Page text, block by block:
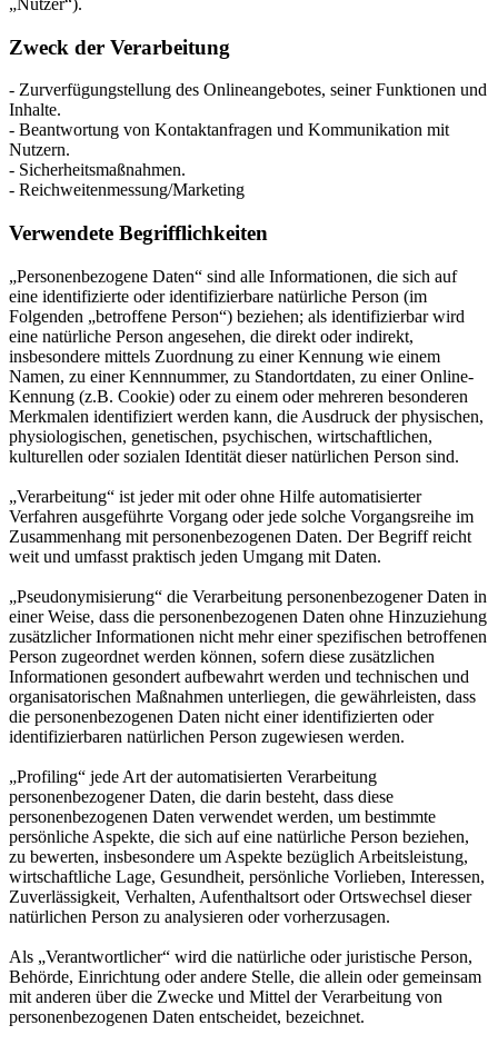
Zweck der Verarbeitung
- Zurverfügungstellung des Onlineangebotes, seiner Funktionen und
Inhalte.
- Beantwortung von Kontaktanfragen und Kommunikation mit
Nutzern.
- Sicherheitsmaßnahmen.
- Reichweitenmessung/Marketing
Verwendete Begrifflichkeiten
„Personenbezogene Daten“ sind alle Informationen, die sich auf
eine identifizierte oder identifizierbare natürliche Person (im
Folgenden „betroffene Person“) beziehen; als identifizierbar wird
eine natürliche Person angesehen, die direkt oder indirekt,
insbesondere mittels Zuordnung zu einer Kennung wie einem
Namen, zu einer Kennnummer, zu Standortdaten, zu einer Online-
Kennung (z.B. Cookie) oder zu einem oder mehreren besonderen
Merkmalen identifiziert werden kann, die Ausdruck der physischen,
physiologischen, genetischen, psychischen, wirtschaftlichen,
kulturellen oder sozialen Identität dieser natürlichen Person sind.
„Verarbeitung“ ist jeder mit oder ohne Hilfe automatisierter
Verfahren ausgeführte Vorgang oder jede solche Vorgangsreihe im
Zusammenhang mit personenbezogenen Daten. Der Begriff reicht
weit und umfasst praktisch jeden Umgang mit Daten.
„Pseudonymisierung“ die Verarbeitung personenbezogener Daten in
einer Weise, dass die personenbezogenen Daten ohne Hinzuziehung
zusätzlicher Informationen nicht mehr einer spezifischen betroffenen
Person zugeordnet werden können, sofern diese zusätzlichen
Informationen gesondert aufbewahrt werden und technischen und
organisatorischen Maßnahmen unterliegen, die gewährleisten, dass
die personenbezogenen Daten nicht einer identifizierten oder
identifizierbaren natürlichen Person zugewiesen werden.
„Profiling“ jede Art der automatisierten Verarbeitung
personenbezogener Daten, die darin besteht, dass diese
personenbezogenen Daten verwendet werden, um bestimmte
persönliche Aspekte, die sich auf eine natürliche Person beziehen,
zu bewerten, insbesondere um Aspekte bezüglich Arbeitsleistung,
wirtschaftliche Lage, Gesundheit, persönliche Vorlieben, Interessen,
Zuverlässigkeit, Verhalten, Aufenthaltsort oder Ortswechsel dieser
natürlichen Person zu analysieren oder vorherzusagen.
Als „Verantwortlicher“ wird die natürliche oder juristische Person,
Behörde, Einrichtung oder andere Stelle, die allein oder gemeinsam
mit anderen über die Zwecke und Mittel der Verarbeitung von
personenbezogenen Daten entscheidet, bezeichnet.